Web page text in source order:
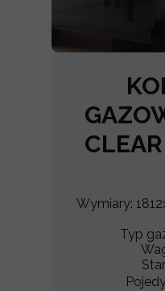
Wymiary:
Typ